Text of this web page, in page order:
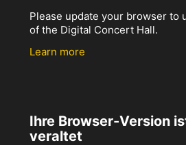
Please update your browser to
of the Digital Concert Hall.
Learn more
Ihre Browser-Version
veraltet